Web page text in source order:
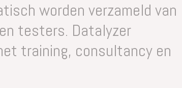
worden verzameld van
testers. Datalyzer
training, consultancy en